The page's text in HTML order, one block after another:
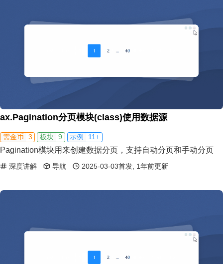
ax.Pagination分页模块(class)使用数据源
需金币 3 板块 9 示例 11+
Pagination模块用来创建数据分页，支持自动分页和手动分页
深度讲解 导航 2025-03-03首发, 1年前更新